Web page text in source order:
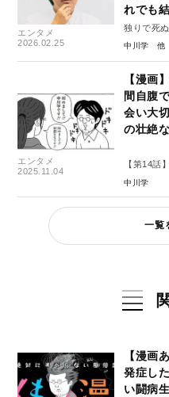
エンタメ
2026.02.25
れでも
独りで死
中川学
エンタメ
2025.11.04
【漫画
間自腹
会い大
の壮絶
【第14話
中川学
一覧
【漫画
発症し
い闘病